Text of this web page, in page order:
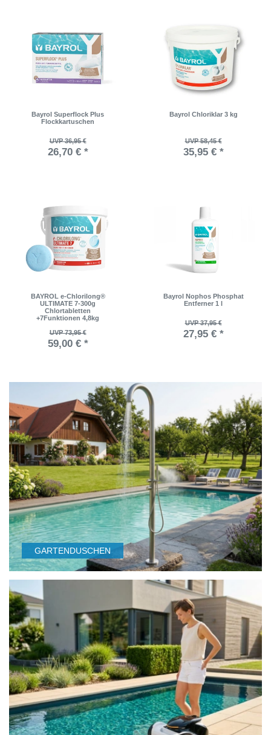
Bayrol Superflock Plus
Flockkartuschen
UVP 36,95 €
26,70 € *
Bayrol Chloriklar 3 kg
UVP 58,45 €
35,95 € *
BAYROL e-Chlorilong®
ULTIMATE 7-300g
Chlortabletten
+7Funktionen 4,8kg
UVP 73,95 €
59,00 € *
Bayrol Nophos Phosphat
Entferner 1 l
UVP 37,95 €
27,95 € *
GARTENDUSCHEN